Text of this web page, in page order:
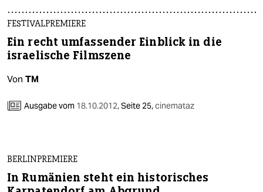
FESTIVALPREMIERE
Ein recht umfassender Einblick in die
israelische Filmszene
Von TM
Ausgabe vom 18.10.2012,Seite 25,cinemataz
BERLINPREMIERE
In Rumänien steht ein historisches